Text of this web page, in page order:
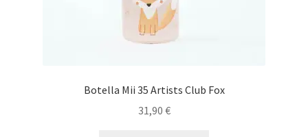
Botella Mii 35 Artists Club Fox
31,90 €